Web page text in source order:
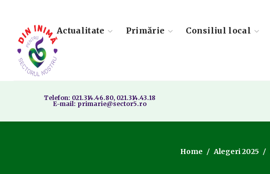
Actualitate Primărie Consiliul local
Telefon: 021.314.46.80, 021.314.43.18
E-mail: primarie@sector5.ro
Home Alegeri 2025